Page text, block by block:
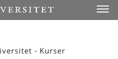
- Kurser